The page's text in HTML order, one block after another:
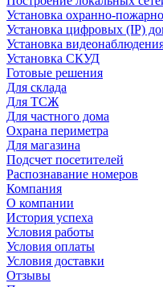
Установка охранно-
Установка цифровых (IP)
Установка
Установка СКУД
Готовые решения
Для склада
Для ТСЖ
Для частного дома
Охрана периметра
Для магазина
Подсчет посетителей
Распознавание номеров
Компания
О компании
История успеха
Условия работы
Условия оплаты
Условия доставки
Отзывы